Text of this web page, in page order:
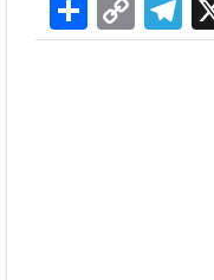
X
Telegram
Copy
Link